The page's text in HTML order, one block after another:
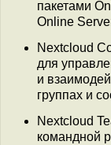
пакетами
Online
Nextcloud
для
и
группах и
Nextcloud
командной